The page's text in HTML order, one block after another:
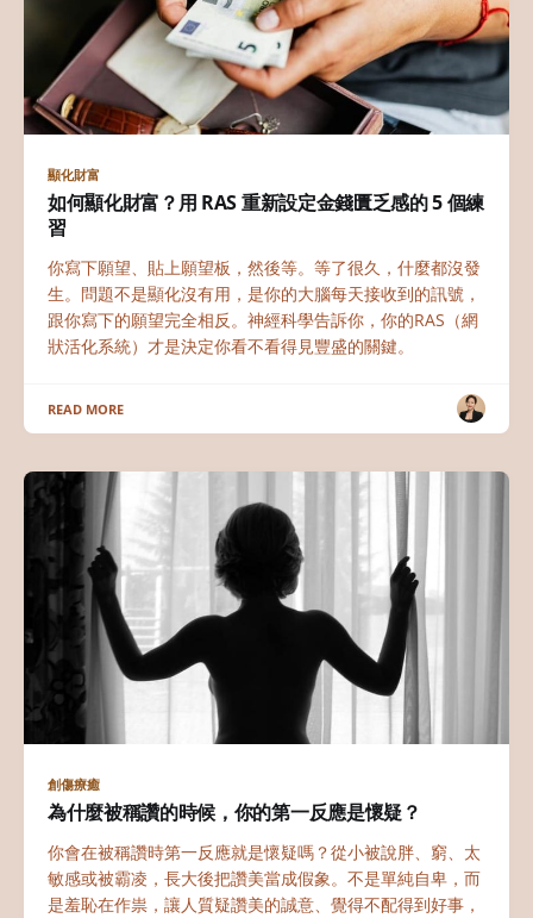
顯化財富
如何顯化財富？用 RAS 重新設定金錢匱乏感的 5 個練
習
你寫下願望、貼上願望板，然後等。等了很久，什麼都沒發
生。問題不是顯化沒有用，是你的大腦每天接收到的訊號，
跟你寫下的願望完全相反。神經科學告訴你，你的RAS（網
狀活化系統）才是決定你看不看得見豐盛的關鍵。
READ MORE
創傷療癒
為什麼被稱讚的時候，你的第一反應是懷疑？
你會在被稱讚時第一反應就是懷疑嗎？從小被說胖、窮、太
敏感或被霸凌，長大後把讚美當成假象。不是單純自卑，而
是羞恥在作祟，讓人質疑讚美的誠意、覺得不配得到好事，